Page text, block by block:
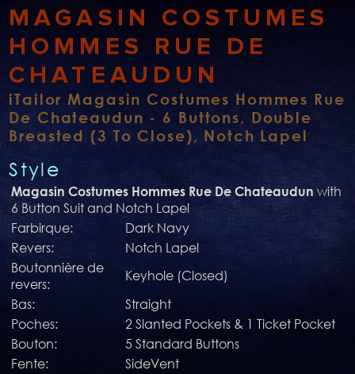
MAGASIN COSTUMES
HOMMES RUE DE
CHATEAUDUN
iTailor Magasin Costumes Hommes Rue
De Chateaudun - 6 Buttons, Double
Breasted (3 To Close), Notch Lapel
Style
Magasin Costumes Hommes Rue De Chateaudun with
6 Button Suit and Notch Lapel
Farbirque:
Dark Navy
Revers:
Notch Lapel
Boutonnière de
revers:
Keyhole (Closed)
Bas:
Straight
Poches:
2 Slanted Pockets & 1 Ticket Pocket
Bouton:
5 Standard Buttons
Fente:
SideVent